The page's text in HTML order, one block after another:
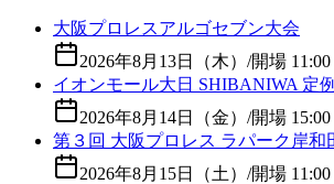
大阪プロレスアルゴセブン大会
2026年8月13日（木） /開場
イオンモール大日 SHIBANIWA 定
2026年8月14日（金） /開場
第３回 大阪プロレス ラパーク岸和
2026年8月15日（土） /開場